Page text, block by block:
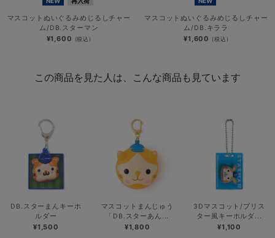
マスコットぬいぐるみめじるしチャー
ム/DB.スターマン
¥1,600 (税込)
マスコットぬいぐるみめじるしチャー
ム/DB.キララ
¥1,600 (税込)
この商品を見た人は、こんな商品も見ています
DB.スターまんキーホ
ルダー
¥1,500
マスコットまんじゅう
「DB.スターあん...
¥1,800
3Dマスコット/ブリス
ター風キーホルダ...
¥1,100